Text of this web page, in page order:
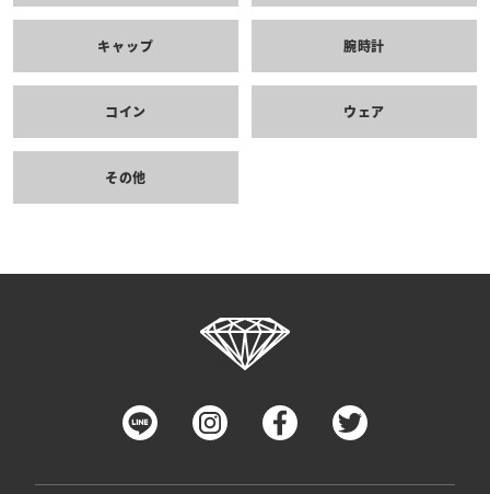
キャップ 腕時計
コイン ウェア
その他